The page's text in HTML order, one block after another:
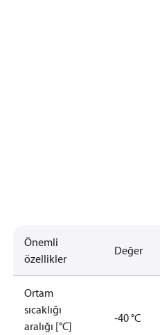
Önemli
özellikler
Değer
Ortam
sıcaklığı
aralığı [°C]
-40 °C